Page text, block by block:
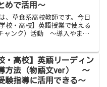
めで活用〜
、草食系高校教師です。今日
校・高校】英語授業で使える
ャンク）活動 〜導入やまと
されているでしょうか。学習文
のための訳読...
・高校】英語リーディン
方法（物語文ver） 〜
験指導に活用できる〜